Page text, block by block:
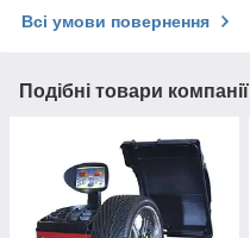
Всі умови повернення
Подібні товари компанії